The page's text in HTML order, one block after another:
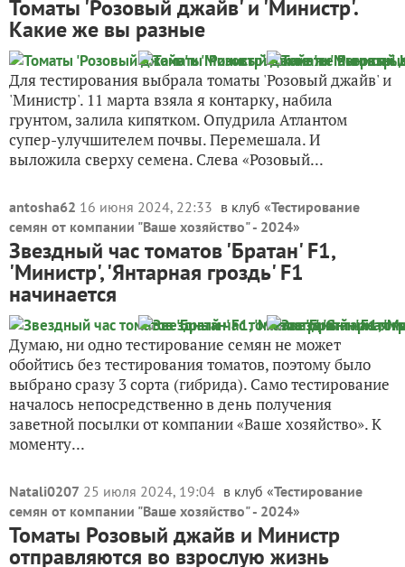
Томаты 'Розовый джайв' и 'Министр'.
Какие же вы разные
Для тестирования выбрала томаты 'Розовый джайв' и
'Министр'. 11 марта взяла я контарку, набила
грунтом, залила кипятком. Опудрила Атлантом
супер-улучшителем почвы. Перемешала. И
выложила сверху семена. Слева «Розовый...
antosha62 16 июня 2024, 22:33 в клуб «Тестирование
семян от компании "Ваше хозяйство" - 2024»
Звездный час томатов 'Братан' F1,
'Министр', 'Янтарная гроздь' F1
начинается
Думаю, ни одно тестирование семян не может
обойтись без тестирования томатов, поэтому было
выбрано сразу 3 сорта (гибрида). Само тестирование
началось непосредственно в день получения
заветной посылки от компании «Ваше хозяйство». К
моменту...
Natali0207 25 июля 2024, 19:04 в клуб «Тестирование
семян от компании "Ваше хозяйство" - 2024»
Томаты Розовый джайв и Министр
отправляются во взрослую жизнь